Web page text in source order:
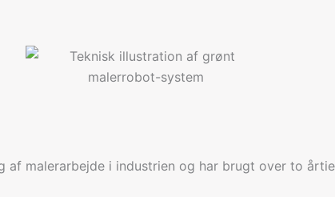
malerarbejde i industrien og har brugt over to